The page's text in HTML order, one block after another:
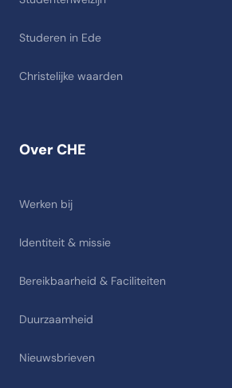
Over CHE
Werken bij
Identiteit & missie
Bereikbaarheid & Faciliteiten
Duurzaamheid
Nieuwsbrieven
Studeren in Ede
Christelijke waarden